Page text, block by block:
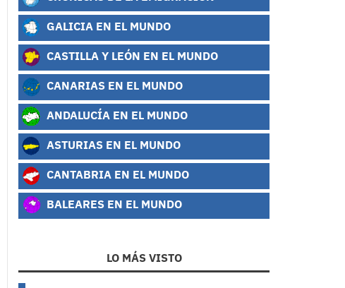
GALICIA EN EL MUNDO
CASTILLA Y LEÓN EN EL MUNDO
CANARIAS EN EL MUNDO
ANDALUCÍA EN EL MUNDO
ASTURIAS EN EL MUNDO
CANTABRIA EN EL MUNDO
BALEARES EN EL MUNDO
LO MÁS VISTO